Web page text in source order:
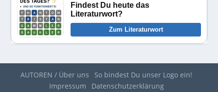
Findest Du heute das
Literaturwort?
Zum Literaturwort
AUTOREN / Über uns
So bindest Du unser Logo ein!
Impressum
Datenschutzerklärung